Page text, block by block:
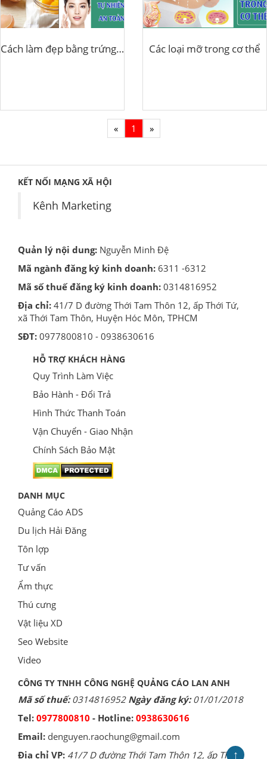
Cách làm đẹp bằng trứng gà Các loại mỡ trong cơ thể
« 1 »
KẾT NỐI MẠNG XÃ HỘI
Kênh Marketing
Quản lý nội dung: Nguyễn Minh Đệ
Mã ngành đăng ký kinh doanh: 6311 -6312
Mã số thuế đăng ký kinh doanh: 0314816952
Địa chỉ: 41/7 D đường Thới Tam Thôn 12, ấp Thới Tứ,
xã Thới Tam Thôn, Huyện Hóc Môn, TPHCM
SĐT: 0977800810 - 0938630616
HỖ TRỢ KHÁCH HÀNG
Quy Trình Làm Việc
Bảo Hành - Đổi Trả
Hình Thức Thanh Toán
Vận Chuyển - Giao Nhận
Chính Sách Bảo Mật
DANH MỤC
Quảng Cáo ADS
Du lịch Hải Đăng
Tôn lợp
Tư vấn
Ẩm thực
Thú cưng
Vật liệu XD
Seo Website
Video
CÔNG TY TNHH CÔNG NGHỆ QUẢNG CÁO LAN ANH
Mã số thuế:0314816952Ngày đăng ký:01/01/2018
Tel: 0977800810 - Hotline: 0938630616
Email: denguyen.raochung@gmail.com
Địa chỉ VP: 41/7 D đường Thới Tam Thôn 12, ấp Thới
↑